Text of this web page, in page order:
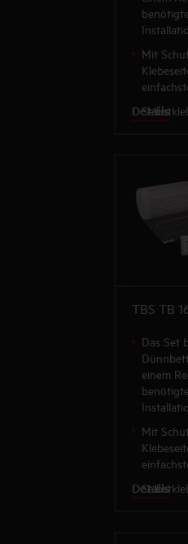
Mit
Details
TBS TB
Das Set
einem
Mit
Details